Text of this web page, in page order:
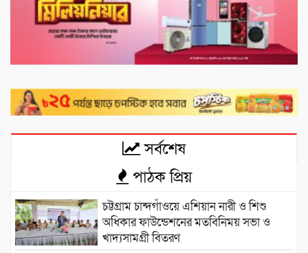
সর্বশেষ
পাঠক প্রিয়
চট্টগ্রাম চান্দগাঁওয়ে এশিয়ান নারী ও শিশু
অধিকার ফাউন্ডেশনের মতবিনিময় সভা ও
খাদ্যসামগ্রী বিতরণ